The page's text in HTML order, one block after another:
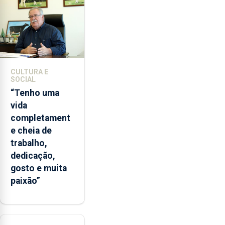
entre
2022
e
2026.
A
das
Flores
apresenta
um
“decréscimo
significativo”
da
CPUE
entre
2022
CULTURA E
SOCIAL
“Tenho uma
vida
completament
e cheia de
trabalho,
dedicação,
gosto e muita
paixão”